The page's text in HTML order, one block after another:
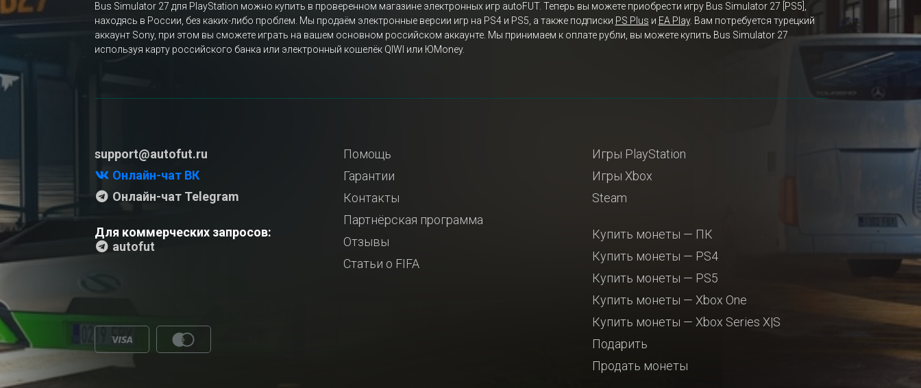
Bus Simulator 27 для PlayStation можно купить в проверенном магазине электронных игр autoFUT. Теперь вы можете приобрести игру Bus Simulator 27 [PS5],
находясь в России, без каких-либо проблем. Мы продаём электронные версии игр на PS4 и PS5, а также подписки PS Plus и EA Play. Вам потребуется турецкий
аккаунт Sony, при этом вы сможете играть на вашем основном российском аккаунте. Мы принимаем к оплате рубли, вы можете купить Bus Simulator 27
используя карту российского банка или электронный кошелёк QIWI или ЮMoney.
support@autofut.ru
Онлайн-чат ВК
Онлайн-чат Telegram
Для коммерческих запросов:
autofut
Помощь
Гарантии
Контакты
Партнёрская программа
Отзывы
Статьи о FIFA
Игры PlayStation
Игры Xbox
Steam
Купить монеты — ПК
Купить монеты — PS4
Купить монеты — PS5
Купить монеты — Xbox One
Купить монеты — Xbox Series X|S
Подарить
Продать монеты